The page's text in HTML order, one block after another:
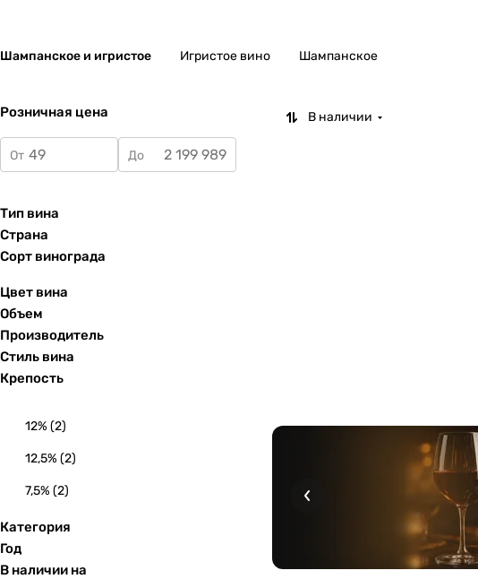
Шампанское и игристое Игристое вино Шампанское
Розничная цена
От До
Тип вина
Страна
Сорт винограда
Цвет вина
Объем
Производитель
Стиль вина
Крепость
12% (2)
12,5% (2)
7,5% (2)
Категория
Год
В наличии на
В наличии